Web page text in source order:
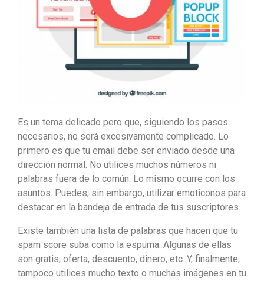
Es un tema delicado pero que, siguiendo los pasos
necesarios, no será excesivamente complicado. Lo
primero es que tu email debe ser enviado desde una
dirección normal. No utilices muchos números ni
palabras fuera de lo común. Lo mismo ocurre con los
asuntos. Puedes, sin embargo, utilizar emoticonos para
destacar en la bandeja de entrada de tus suscriptores.
Existe también una lista de palabras que hacen que tu
spam score suba como la espuma. Algunas de ellas
son gratis, oferta, descuento, dinero, etc. Y, finalmente,
tampoco utilices mucho texto o muchas imágenes en tu